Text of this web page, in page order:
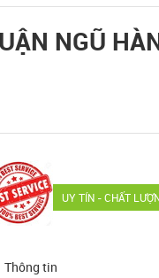
NGŨ
UY TÍN - CHẤT
Thông tin